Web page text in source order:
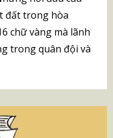
đất trong hòa
chữ vàng mà lãnh
trong quân đội và